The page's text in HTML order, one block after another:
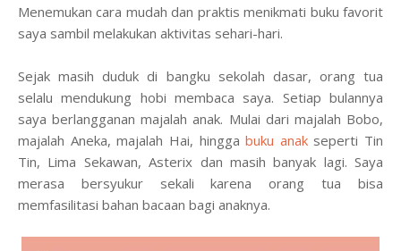
Menemukan cara mudah dan praktis menikmati buku favorit
saya sambil melakukan aktivitas sehari-hari.
Sejak masih duduk di bangku sekolah dasar, orang tua
selalu mendukung hobi membaca saya. Setiap bulannya
saya berlangganan majalah anak. Mulai dari majalah Bobo,
majalah Aneka, majalah Hai, hinggabuku anakseperti Tin
Tin, Lima Sekawan, Asterix dan masih banyak lagi. Saya
merasa bersyukur sekali karena orang tua bisa
memfasilitasi bahan bacaan bagi anaknya.